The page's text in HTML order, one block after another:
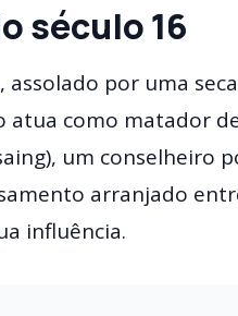
século 16
por uma
atua como matador
um conselheiro
arranjado
influência.